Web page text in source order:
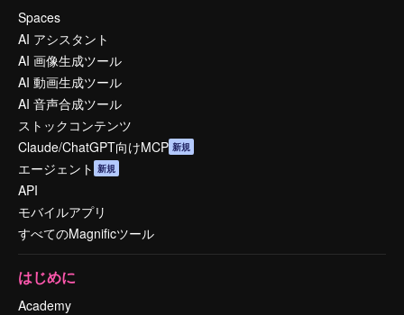
Spaces
AI アシスタント
AI 画像生成ツール
AI 動画生成ツール
AI 音声合成ツール
ストックコンテンツ
Claude/ChatGPT向けMCP 新規
エージェント 新規
API
モバイルアプリ
すべてのMagnificツール
はじめに
Academy